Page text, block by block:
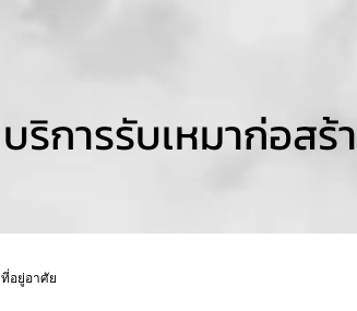
ที่อยู่อาศัย
บริการรับเหมาก่อส